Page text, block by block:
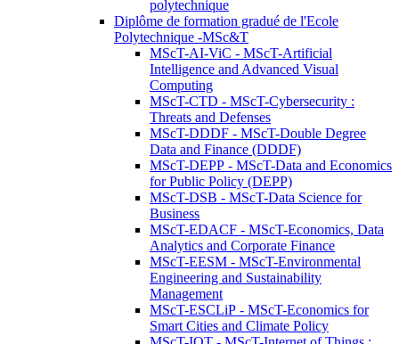
polytechnique
Diplôme de formation gradué de l'Ecole
Polytechnique -MSc&T
MScT-AI-ViC - MScT-Artificial
Intelligence and Advanced Visual
Computing
MScT-CTD - MScT-Cybersecurity :
Threats and Defenses
MScT-DDDF - MScT-Double Degree
Data and Finance (DDDF)
MScT-DEPP - MScT-Data and Economics
for Public Policy (DEPP)
MScT-DSB - MScT-Data Science for
Business
MScT-EDACF - MScT-Economics, Data
Analytics and Corporate Finance
MScT-EESM - MScT-Environmental
Engineering and Sustainability
Management
MScT-ESCLiP - MScT-Economics for
Smart Cities and Climate Policy